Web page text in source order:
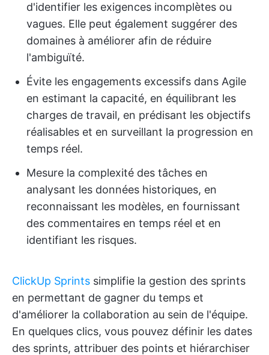
d'identifier les exigences incomplètes ou
vagues. Elle peut également suggérer des
domaines à améliorer afin de réduire
l'ambiguïté.
Évite les engagements excessifs dans Agile
en estimant la capacité, en équilibrant les
charges de travail, en prédisant les objectifs
réalisables et en surveillant la progression en
temps réel.
Mesure la complexité des tâches en
analysant les données historiques, en
reconnaissant les modèles, en fournissant
des commentaires en temps réel et en
identifiant les risques.
ClickUp Sprints simplifie la gestion des sprints
en permettant de gagner du temps et
d'améliorer la collaboration au sein de l'équipe.
En quelques clics, vous pouvez définir les dates
des sprints, attribuer des points et hiérarchiser